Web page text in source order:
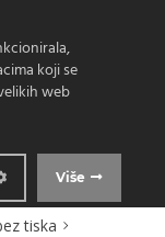
tiska
koji se
web
Više